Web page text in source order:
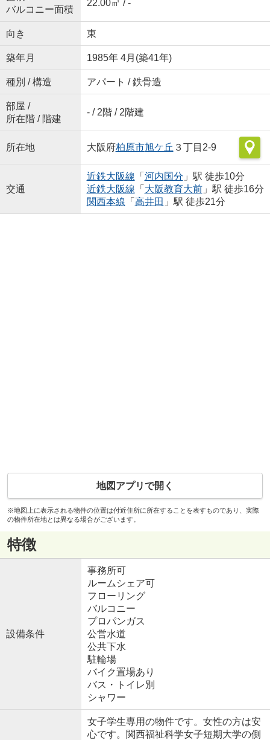
バルコニー面積
22.00㎡ / -
向き 東
築年月 1985年 4月(築41年)
種別 / 構造 アパート / 鉄骨造
部屋 /
所在階 / 階建
- / 2階 / 2階建
所在地 大阪府柏原市旭ケ丘 ３丁目2-9
交通
近鉄大阪線 「 河内国分 」駅 徒歩10分
近鉄大阪線 「 大阪教育大前」駅 徒歩16分
関西本線 「 高井田 」駅 徒歩21分
地図アプリで開く
※地図上に表示される物件の位置は付近住所に所在することを表すものであり、実際
の物件所在地とは異なる場合がございます。
特徴
設備条件
事務所可
ルームシェア可
フローリング
バルコニー
プロパンガス
公営水道
公共下水
駐輪場
バイク置場あり
バス・トイレ別
シャワー
女子学生専用の物件です。女性の方は安
心です。関西福祉科学女子短期大学の側